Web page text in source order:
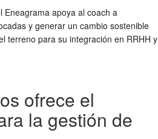
Eneagrama apoya al coach a
y generar un cambio sostenible
terreno para su integración en RRHH y
ofrece el
la gestión de